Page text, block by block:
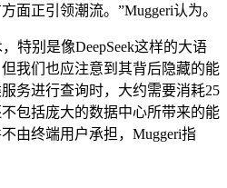
面正引领潮流。”Muggeri认为。
特别是像DeepSeek这样的大语
我们也应注意到其背后隐藏的能
务进行查询时，大约需要消耗25
包括庞大的数据中心所带来的能
由终端用户承担，Muggeri指